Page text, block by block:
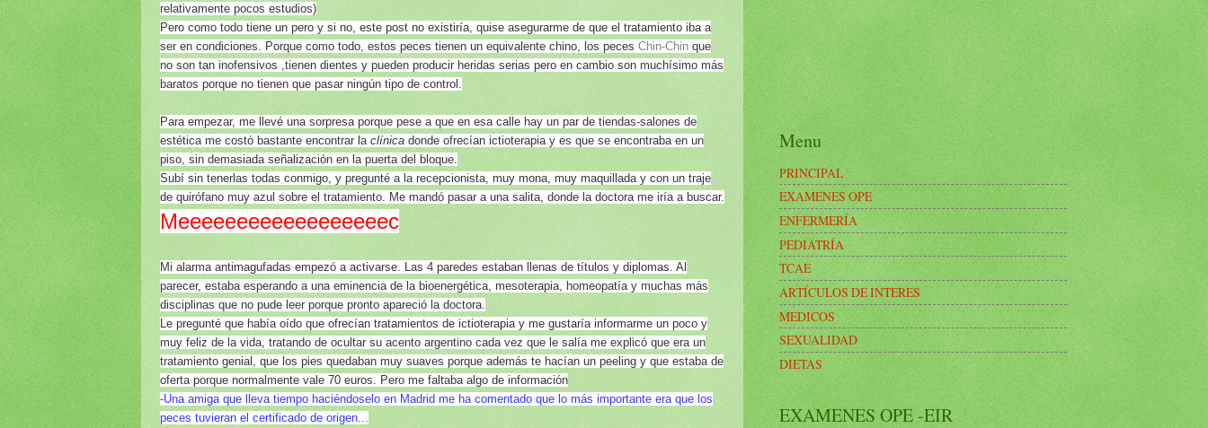
relativamente pocos estudios)
Pero como todo tiene un pero y si no, este post no existiría, quise asegurarme de que el tratamiento iba a
ser en condiciones. Porque como todo, estos peces tienen un equivalente chino, los peces Chin-Chin que
no son tan inofensivos ,tienen dientes y pueden producir heridas serias pero en cambio son muchísimo más
baratos porque no tienen que pasar ningún tipo de control.
Para empezar, me llevé una sorpresa porque pese a que en esa calle hay un par de tiendas-salones de
estética me costó bastante encontrar la clínica donde ofrecían ictioterapia y es que se encontraba en un
piso, sin demasiada señalización en la puerta del bloque.
Subí sin tenerlas todas conmigo, y pregunté a la recepcionista, muy mona, muy maquillada y con un traje
de quirófano muy azul sobre el tratamiento. Me mandó pasar a una salita, donde la doctora me iría a buscar.
Meeeeeeeeeeeeeeeeeec
Mi alarma antimagufadas empezó a activarse. Las 4 paredes estaban llenas de títulos y diplomas. Al
parecer, estaba esperando a una eminencia de la bioenergética, mesoterapia, homeopatía y muchas más
disciplinas que no pude leer porque pronto apareció la doctora.
Le pregunté que había oído que ofrecían tratamientos de ictioterapia y me gustaría informarme un poco y
muy feliz de la vida, tratando de ocultar su acento argentino cada vez que le salía me explicó que era un
tratamiento genial, que los pies quedaban muy suaves porque además te hacían un peeling y que estaba de
oferta porque normalmente vale 70 euros. Pero me faltaba algo de información
-Una amiga que lleva tiempo haciéndoselo en Madrid me ha comentado que lo más importante era que los
peces tuvieran el certificado de origen...
Menu
PRINCIPAL
EXAMENES OPE
ENFERMERÍA
PEDIATRÍA
TCAE
ARTÍCULOS DE INTERES
MEDICOS
SEXUALIDAD
DIETAS
EXAMENES OPE -EIR